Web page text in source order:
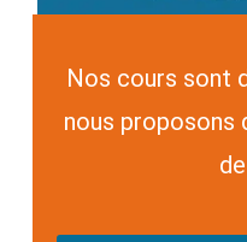
Nos cours sont
nous proposons